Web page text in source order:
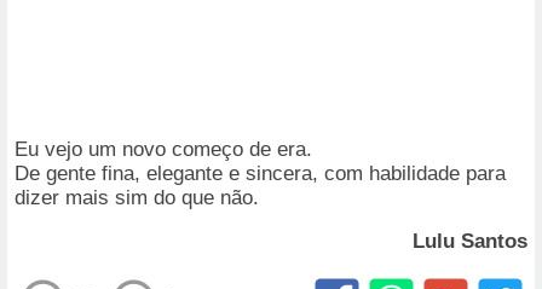
Eu vejo um novo começo de era.
De gente fina, elegante e sincera, com habilidade para
dizer mais sim do que não.
Lulu Santos